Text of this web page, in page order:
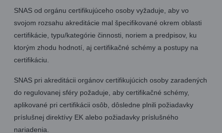
SNAS od orgánu certifikujúceho osoby vyžaduje, aby vo
svojom rozsahu akreditácie mal špecifikované okrem oblasti
certifikácie, typu/kategórie činnosti, noriem a predpisov, ku
ktorým zhodu hodnotí, aj certifikačné schémy a postupy na
certifikáciu.
SNAS pri akreditácii orgánov certifikujúcich osoby zaradených
do regulovanej sféry požaduje, aby certifikačné schémy,
aplikované pri certifikácii osôb, dôsledne plnili požiadavky
príslušnej direktívy EK alebo požiadavky príslušného
nariadenia.